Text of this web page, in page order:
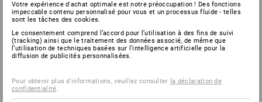
SERVICE 0800 800 336
SERVICE
Votre expérience d'achat optimale est notre préoccupation ! Des fonctions
impeccable contenu personnalisé pour vous et un processus fluide - telles
sont les tâches des cookies.
Le consentement comprend l’accord pour l’utilisation à des fins de suivi
(tracking) ainsi que le traitement des données associé, de même que
l’utilisation de techniques basées sur l’intelligence artificielle pour la
diffusion de publicités personnalisées.
Pour obtenir plus d'informations, veuillez consulter la déclaration de
confidentialité.